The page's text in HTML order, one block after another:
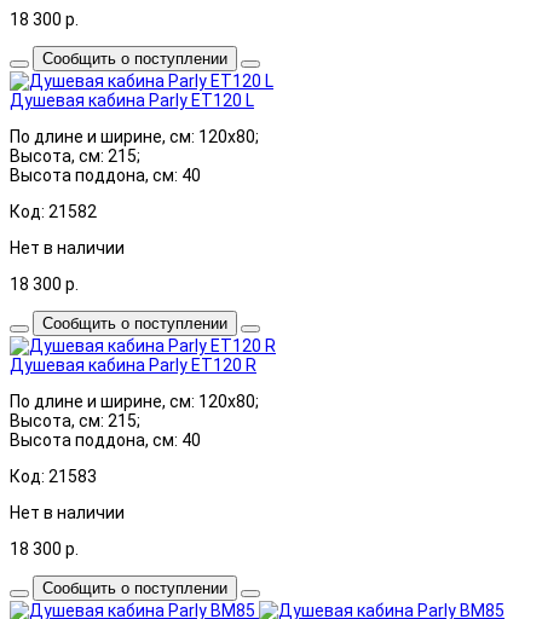
18 300 р.
Сообщить о поступлении
Душевая кабина Parly ET120 L
По длине и ширине, см: 120x80;
Высота, см: 215;
Высота поддона, см: 40
Код: 21582
Нет в наличии
18 300 р.
Сообщить о поступлении
Душевая кабина Parly ET120 R
По длине и ширине, см: 120x80;
Высота, см: 215;
Высота поддона, см: 40
Код: 21583
Нет в наличии
18 300 р.
Сообщить о поступлении